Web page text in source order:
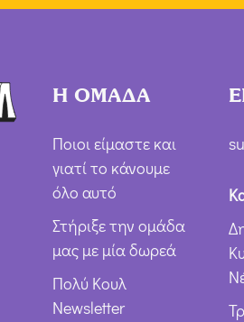
Η ΟΜΑΔΑ
Ποιοι είμαστε και
γιατί το κάνουμε
όλο αυτό
Στήριξε την ομάδα
μας με μία δωρεά
Πολύ Κουλ
Newsletter